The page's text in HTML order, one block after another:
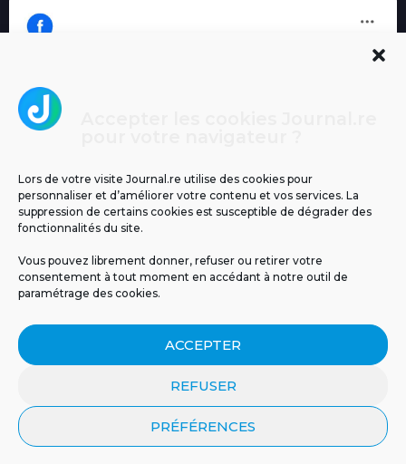
Lors de votre visite Journal.re utilise des cookies pour
personnaliser et d’améliorer votre contenu et vos services. La
suppression de certains cookies est susceptible de dégrader des
fonctionnalités du site.
Vous pouvez librement donner, refuser ou retirer votre
consentement à tout moment en accédant à notre outil de
paramétrage des cookies.
ACCEPTER
REFUSER
PRÉFÉRENCES
MENTIONS LÉGALES PUBLICITÉ
BLOG
NOS ÉMISSIONS
POLITIQUE DE CONFIDENTIALITÉ
CONTACT
© 2026 Tous droits réservés